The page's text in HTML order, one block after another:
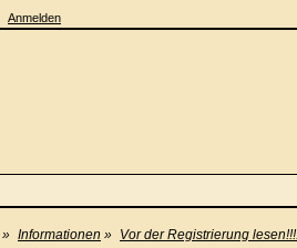
Anmelden
» Informationen » Vor der Registrierung